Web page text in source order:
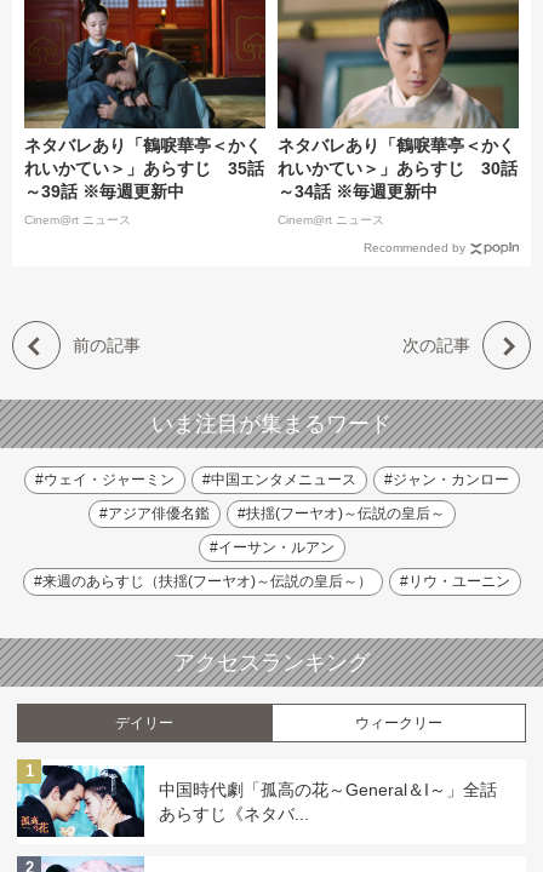
ネタバレあり「鶴唳華亭＜かく
れいかてい＞」あらすじ 35話
～39話 ※毎週更新中
Cinem@rt ニュース
ネタバレあり「鶴唳華亭＜かく
れいかてい＞」あらすじ 30話
～34話 ※毎週更新中
Cinem@rt ニュース
Recommended by
前の記事 次の記事
いま注目が集まるワード
#ウェイ・ジャーミン #中国エンタメニュース
#ジャン・カンロー
#アジア俳優名鑑
#扶揺(フーヤオ)～伝説の皇后～
#イーサン・ルアン
#来週のあらすじ（扶揺(フーヤオ)～伝説の皇后～）
#リウ・ユーニン
アクセスランキング
デイリー ウィークリー
1
中国時代劇「孤高の花～General＆I～」全話
あらすじ《ネタバ...
2